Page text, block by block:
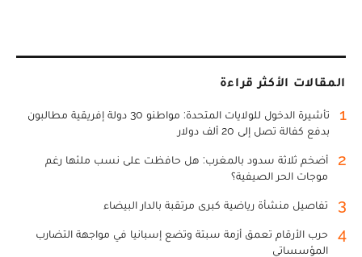
المقالات الأكثر قراءة
1
تأشيرة الدخول للولايات المتحدة: مواطنو 30 دولة إفريقية مطالبون
بدفع كفالة تصل إلى 20 ألف دولار
2
أضخم ثلاثة سدود بالمغرب: هل حافظت على نسب ملئها رغم
موجات الحر الصيفية؟
3 تفاصيل منشأة رياضية كبرى مرتقبة بالدار البيضاء
4
حرب الأرقام تعمق أزمة سبتة وتضع إسبانيا في مواجهة التضارب
المؤسساتي